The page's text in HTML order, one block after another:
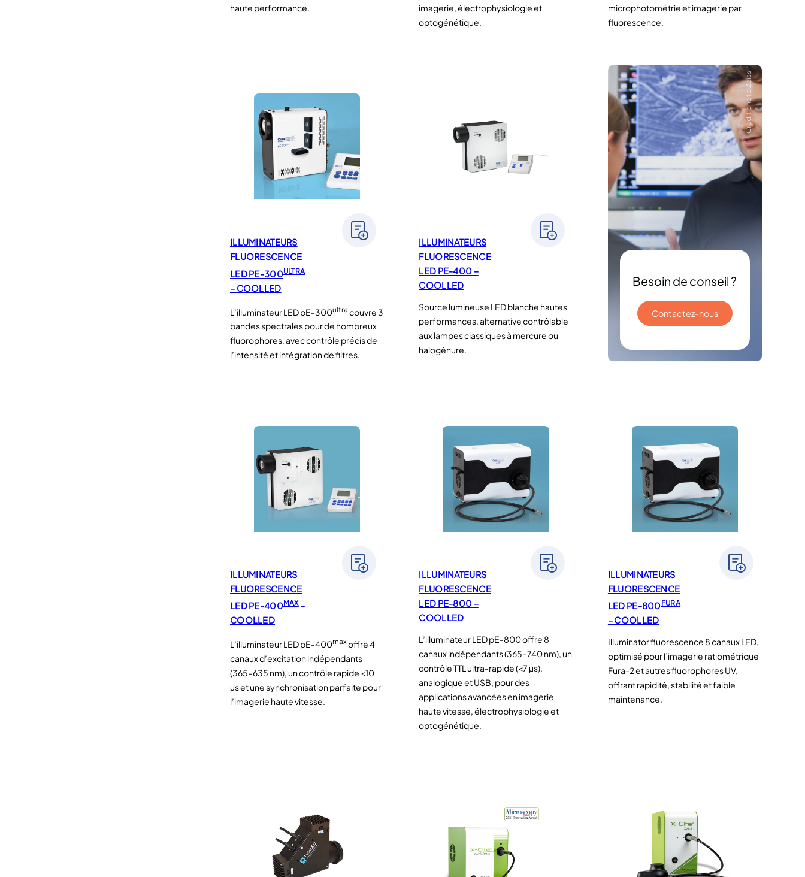
haute performance.
imagerie, électrophysiologie et
optogénétique.
microphotométrie et imagerie par
fluorescence.
ILLUMINATEURS
FLUORESCENCE
LED PE-300ULTRA
– COOLLED
L’illuminateur LED pE-300ultra couvre 3
bandes spectrales pour de nombreux
fluorophores, avec contrôle précis de
l’intensité et intégration de filtres.
ILLUMINATEURS
FLUORESCENCE
LED PE-400 –
COOLLED
Source lumineuse LED blanche hautes
performances, alternative contrôlable
aux lampes classiques à mercure ou
halogénure.
Crédit photo Zeiss
Besoin de conseil ?
Contactez-nous
ILLUMINATEURS
FLUORESCENCE
LED PE-400MAX–
COOLLED
L’illuminateur LED pE-400maxoffre 4
canaux d’excitation indépendants
(365–635 nm), un contrôle rapide <10
µs et une synchronisation parfaite pour
l’imagerie haute vitesse.
ILLUMINATEURS
FLUORESCENCE
LED PE-800 –
COOLLED
L’illuminateur LED pE-800 offre 8
canaux indépendants (365–740 nm), un
contrôle TTL ultra-rapide (<7 µs),
analogique et USB, pour des
applications avancées en imagerie
haute vitesse, électrophysiologie et
optogénétique.
ILLUMINATEURS
FLUORESCENCE
LED PE-800FURA
– COOLLED
Illuminator fluorescence 8 canaux LED,
optimisé pour l’imagerie ratiométrique
Fura-2 et autres fluorophores UV,
offrant rapidité, stabilité et faible
maintenance.